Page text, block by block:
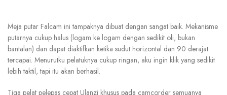
Meja putar Falcam ini tampaknya dibuat dengan sangat baik. Mekanisme
putarnya cukup halus (logam ke logam dengan sedikit oli, bukan
bantalan) dan dapat diaktifkan ketika sudut horizontal dan 90 derajat
tercapai. Menurutku pelatuknya cukup ringan, aku ingin klik yang sedikit
lebih taktil, tapi itu akan berhasil.
Tiga pelat pelepas cepat Ulanzi khusus pada camcorder semuanya